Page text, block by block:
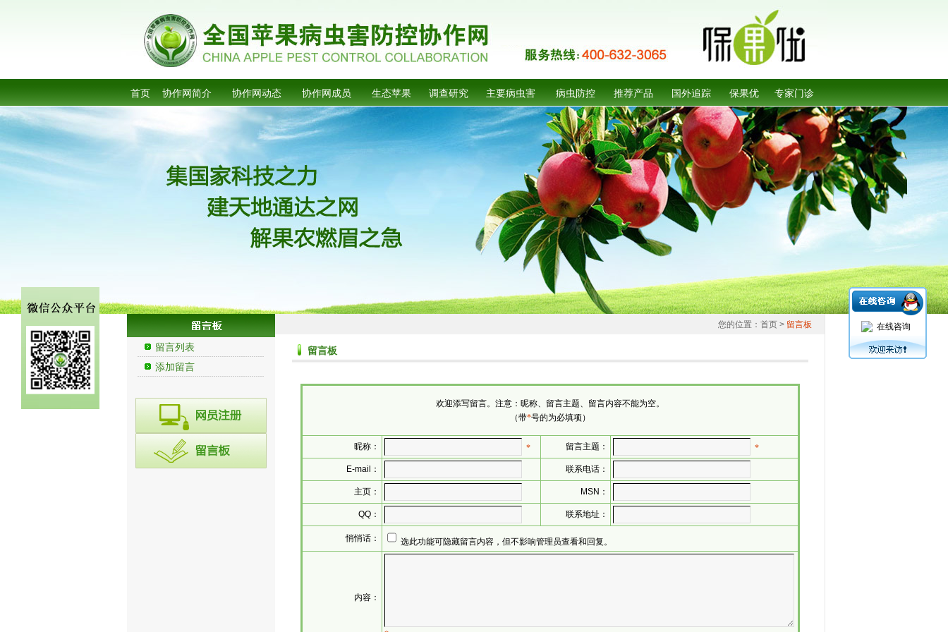
首页 协作网简介 协作网动态 协作网成员 生态苹果 调查研究 主要病虫害 病虫防控 推荐产品 国外追踪 保果优 专家门诊
留言列表
添加留言
您的位置： 首页 > 留言板
留言板
欢迎添写留言。注意：昵称、留言主题、留言内容不能为空。
（带*号的为必填项）
昵称： * 留言主题： *
E-mail： 联系电话：
主页： MSN：
QQ： 联系地址：
悄悄话： 选此功能可隐藏留言内容，但不影响管理员查看和回复。
内容：
在线咨询